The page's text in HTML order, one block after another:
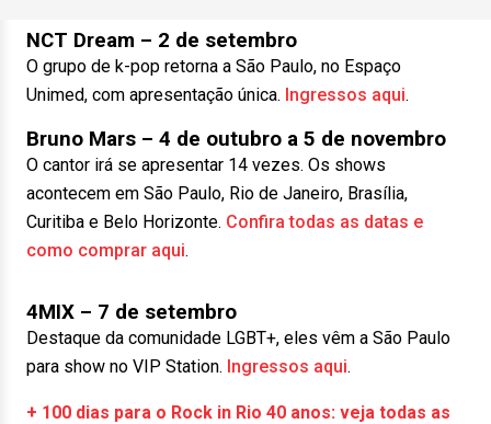
NCT Dream – 2 de setembro
O grupo de k-pop retorna a São Paulo, no Espaço
Unimed, com apresentação única. Ingressos aqui.
Bruno Mars – 4 de outubro a 5 de novembro
O cantor irá se apresentar 14 vezes. Os shows
acontecem em São Paulo, Rio de Janeiro, Brasília,
Curitiba e Belo Horizonte. Confira todas as datas e
como comprar aqui.
4MIX – 7 de setembro
Destaque da comunidade LGBT+, eles vêm a São Paulo
para show no VIP Station. Ingressos aqui.
+ 100 dias para o Rock in Rio 40 anos: veja todas as